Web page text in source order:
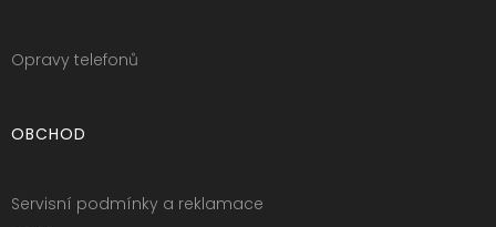
Opravy telefonů
OBCHOD
Servisní podmínky a reklamace